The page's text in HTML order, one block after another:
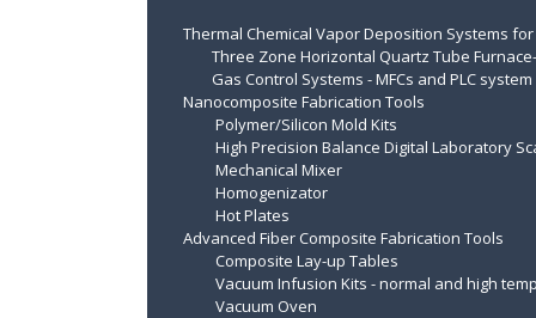
Thermal Chemical Vapor Deposition Systems
Three Zone Horizontal Quartz Tube Furnace-
Gas Control Systems - MFCs and PLC system
Nanocomposite Fabrication Tools
Polymer/Silicon Mold Kits
High Precision Balance Digital Laboratory
Mechanical Mixer
Homogenizator
Hot Plates
Advanced Fiber Composite Fabrication Tools
Composite Lay-up Tables
Vacuum Infusion Kits - normal and high
Vacuum Oven